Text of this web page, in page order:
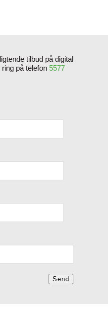
tilbud på digital
på telefon 5577
Send